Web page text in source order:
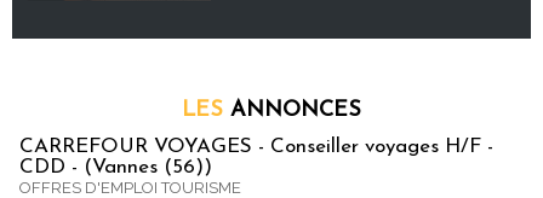
LES ANNONCES
CARREFOUR VOYAGES - Conseiller voyages H/F -
CDD - (Vannes (56))
OFFRES D'EMPLOI TOURISME